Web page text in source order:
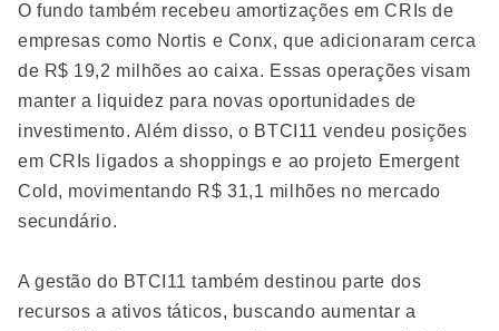
O fundo também recebeu amortizações em CRIs de
empresas como Nortis e Conx, que adicionaram cerca
de R$ 19,2 milhões ao caixa. Essas operações visam
manter a liquidez para novas oportunidades de
investimento. Além disso, o BTCI11 vendeu posições
em CRIs ligados a shoppings e ao projeto Emergent
Cold, movimentando R$ 31,1 milhões no mercado
secundário.
A gestão do BTCI11 também destinou parte dos
recursos a ativos táticos, buscando aumentar a